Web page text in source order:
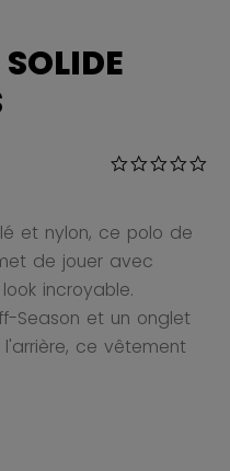
le rabais était
4,3 sur 5
et nylon, ce polo de
de jouer avec
incroyable.
Season et un onglet
ce vêtement